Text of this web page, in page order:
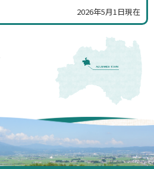
2026年5月1日現在